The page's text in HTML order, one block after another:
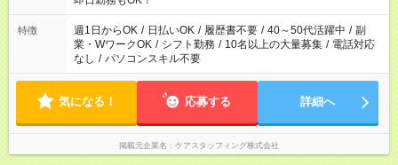
特徴 週1日からOK / 日払いOK / 履歴書不要 / 40～50代活躍中 / 副
業・WワークOK / シフト勤務 / 10名以上の大量募集 / 電話対応
なし / パソコンスキル不要
気になる！ 応募する 詳細へ
掲載元企業名 ケアスタッフィング株式会社